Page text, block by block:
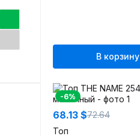
В корзину
-6%
68.13 $72.64
Топ